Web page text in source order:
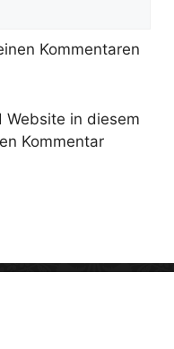
Kommentaren
Website in diesem
Kommentar